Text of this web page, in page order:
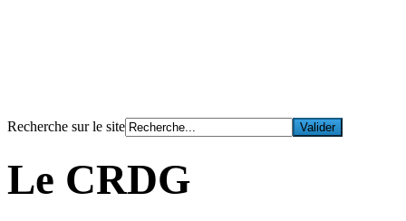
Recherche sur le site
Le CRDG